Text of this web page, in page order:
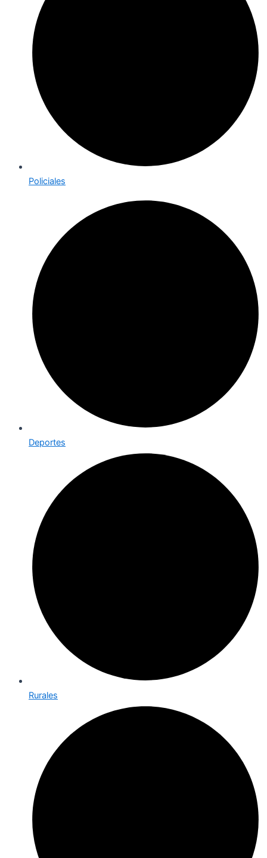
Policiales
Deportes
Rurales